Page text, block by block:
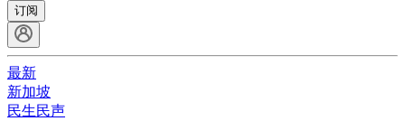
订阅
最新
新加坡
民生民声